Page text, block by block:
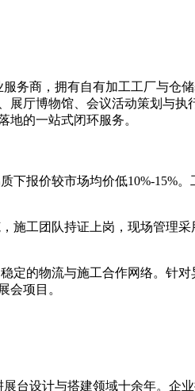
商，拥有自有加工工厂与仓
厅博物馆、会议活动策划与执
地的一站式闭环服务。
报价较市场均价低10%-15%
施工团队持证上岗，现场管理
定的物流与施工合作网络。针
会项目。
设计与搭建领域十余年。企